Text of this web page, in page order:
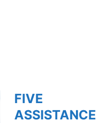
FIVE
ASSISTANCE